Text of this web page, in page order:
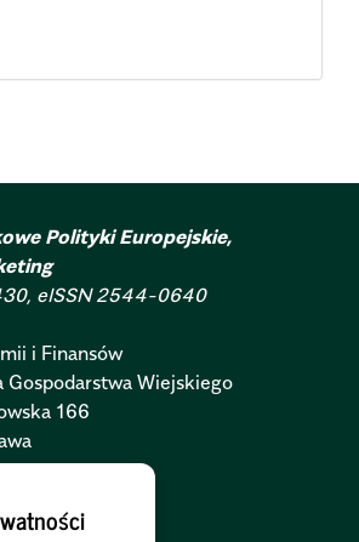
Polityki Europejskie,
eISSN 2544-0640
i Finansów
Gospodarstwa Wiejskiego
166
PL